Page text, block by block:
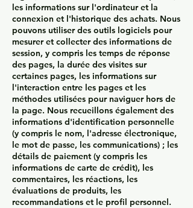
les informations sur l'ordinateur et la
connexion et l'historique des achats. Nous
pouvons utiliser des outils logiciels pour
mesurer et collecter des informations de
session, y compris les temps de réponse
des pages, la durée des visites sur
certaines pages, les informations sur
l'interaction entre les pages et les
méthodes utilisées pour naviguer hors de
la page. Nous recueillons également des
informations d'identification personnelle
(y compris le nom, l'adresse électronique,
le mot de passe, les communications) ; les
détails de paiement (y compris les
informations de carte de crédit), les
commentaires, les réactions, les
évaluations de produits, les
recommandations et le profil personnel.